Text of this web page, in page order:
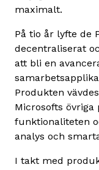
maximalt.
På tio år lyfte de
decentraliserat
att bli en
Produkten
Microsofts
funktionaliteten
analys och
I takt med